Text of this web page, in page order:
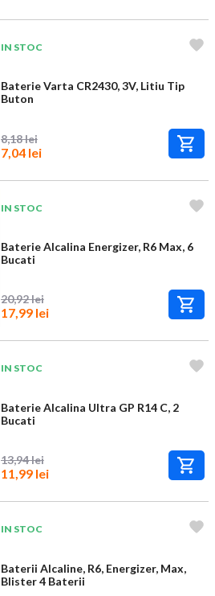
IN STOC
Baterie Varta CR2430, 3V, Litiu Tip
Buton
8,18 lei
7,04 lei
IN STOC
Baterie Alcalina Energizer, R6 Max, 6
Bucati
20,92 lei
17,99 lei
IN STOC
Baterie Alcalina Ultra GP R14 C, 2
Bucati
13,94 lei
11,99 lei
IN STOC
Baterii Alcaline, R6, Energizer, Max,
Blister 4 Baterii